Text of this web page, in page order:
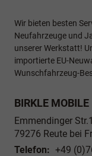
Wir bieten besten
Neufahrzeuge und
unserer Werkstatt!
importierte EU-
Wunschfahrzeug-
BIRKLE MOBILE
Emmendinger
79276 Reute bei
Telefon: +49